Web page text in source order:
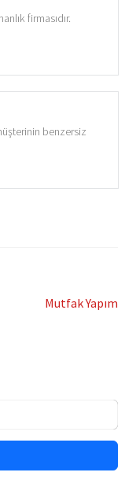
firmasıdır.
benzersiz
Next
Mutfak Yapım